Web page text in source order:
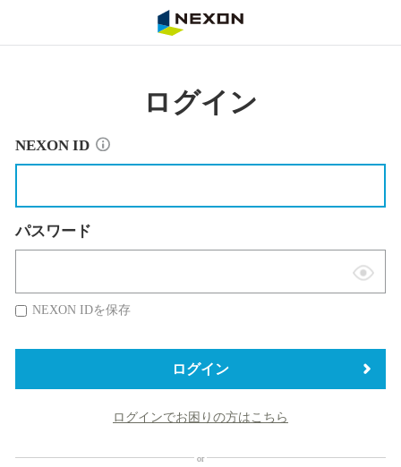
ログイン
NEXON ID
パスワード
表
替
NEXON IDを保存
ログイン
ログインでお困りの方はこちら